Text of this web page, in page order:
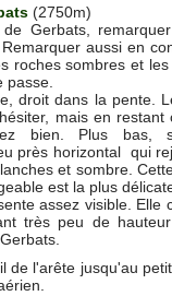
(2750m)
Gerbats,
aussi en
roches sombres et
passe.
droit dans la pente.
mais en restant
bien. Plus bas,
près horizontal qui
et sombre.
est la plus
assez visible. Elle
très peu de
de l'arête jusqu'au